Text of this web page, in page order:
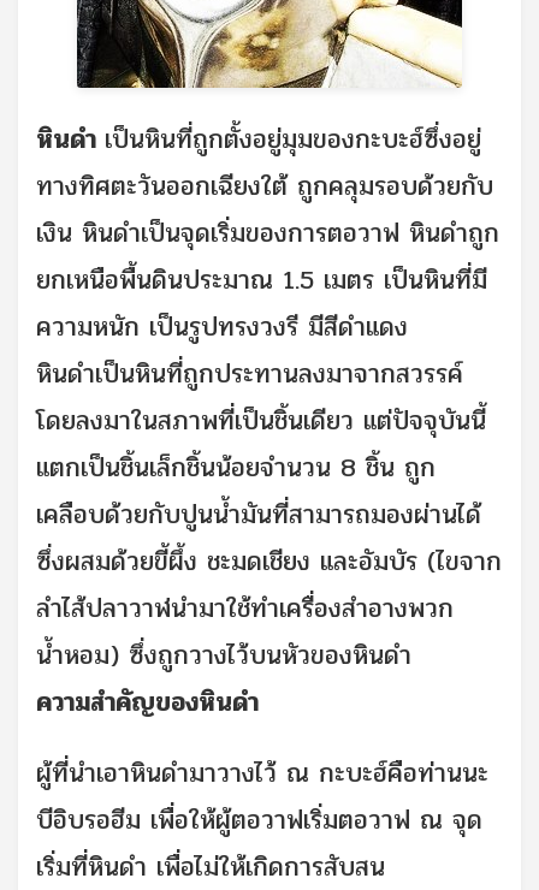
หินดำ เป็นหินที่ถูกตั้งอยู่มุมของกะบะฮ์ซึ่งอยู่
ทางทิศตะวันออกเฉียงใต้ ถูกคลุมรอบด้วยกับ
เงิน หินดำเป็นจุดเริ่มของการตอวาฟ หินดำถูก
ยกเหนือพื้นดินประมาณ 1.5 เมตร เป็นหินที่มี
ความหนัก เป็นรูปทรงวงรี มีสีดำแดง
หินดำเป็นหินที่ถูกประทานลงมาจากสวรรค์
โดยลงมาในสภาพที่เป็นชิ้นเดียว แต่ปัจจุบันนี้
แตกเป็นชิ้นเล็กชิ้นน้อยจำนวน 8 ชิ้น ถูก
เคลือบด้วยกับปูนน้ำมันที่สามารถมองผ่านได้
ซึ่งผสมด้วยขี้ผึ้ง ชะมดเชียง และอัมบัร (ไขจาก
ลำไส้ปลาวาฬนำมาใช้ทำเครื่องสำอางพวก
น้ำหอม) ซึ่งถูกวางไว้บนหัวของหินดำ
ความสำคัญของหินดำ
ผู้ที่นำเอาหินดำมาวางไว้ ณ กะบะฮ์คือท่านนะ
บีอิบรอฮีม เพื่อให้ผู้ตอวาฟเริ่มตอวาฟ ณ จุด
เริ่มที่หินดำ เพื่อไม่ให้เกิดการสับสน